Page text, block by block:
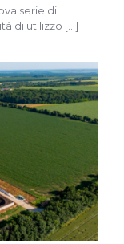
serie di
di utilizzo […]